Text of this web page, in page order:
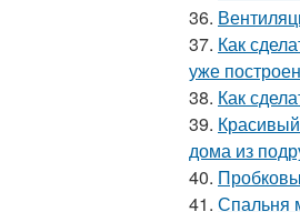
36.
37. Как
уже
38. Как
39.
дома из
40.
41. Спальня